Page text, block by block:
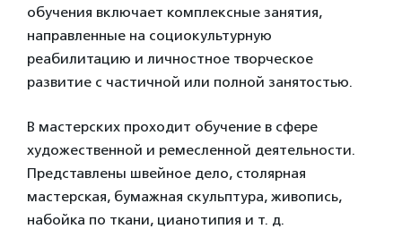
обучения включает комплексные занятия,
направленные на социокультурную
реабилитацию и личностное творческое
развитие с частичной или полной занятостью.
В мастерских проходит обучение в сфере
художественной и ремесленной деятельности.
Представлены швейное дело, столярная
мастерская, бумажная скульптура, живопись,
набойка по ткани, цианотипия и т. д.